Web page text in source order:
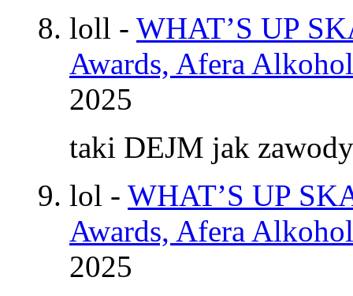
loll - WHAT’S UP
Awards, Afera
2025
taki DEJM jak
lol - WHAT’S UP
Awards, Afera
2025